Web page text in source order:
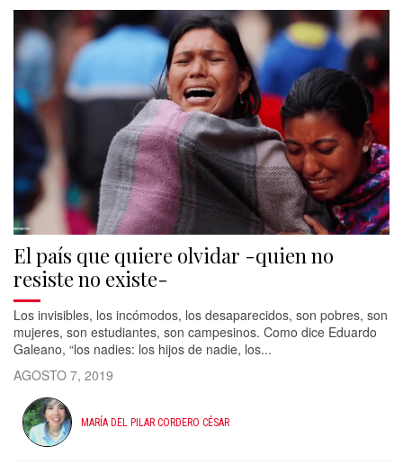
El país que quiere olvidar -quien no
resiste no existe-
Los invisibles, los incómodos, los desaparecidos, son pobres, son
mujeres, son estudiantes, son campesinos. Como dice Eduardo
Galeano, “los nadies: los hijos de nadie, los...
AGOSTO 7, 2019
MARÍA DEL PILAR CORDERO CÉSAR